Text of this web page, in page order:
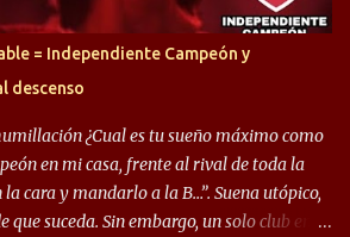
están en el rojo, tenemos a la dupla
Blanco, donde ambos explotaron
en el equipo de Varela, donde, por
llego a ser tenido en cuenta para el
rendimiento que aún no ha logrado
En e...
= Independiente Campeón y
descenso
¿Cual es tu sueño máximo como
en mi casa, frente al rival de toda la
cara y mandarlo a la B…”. Suena utópico,
que suceda. Sin embargo, un solo club en el